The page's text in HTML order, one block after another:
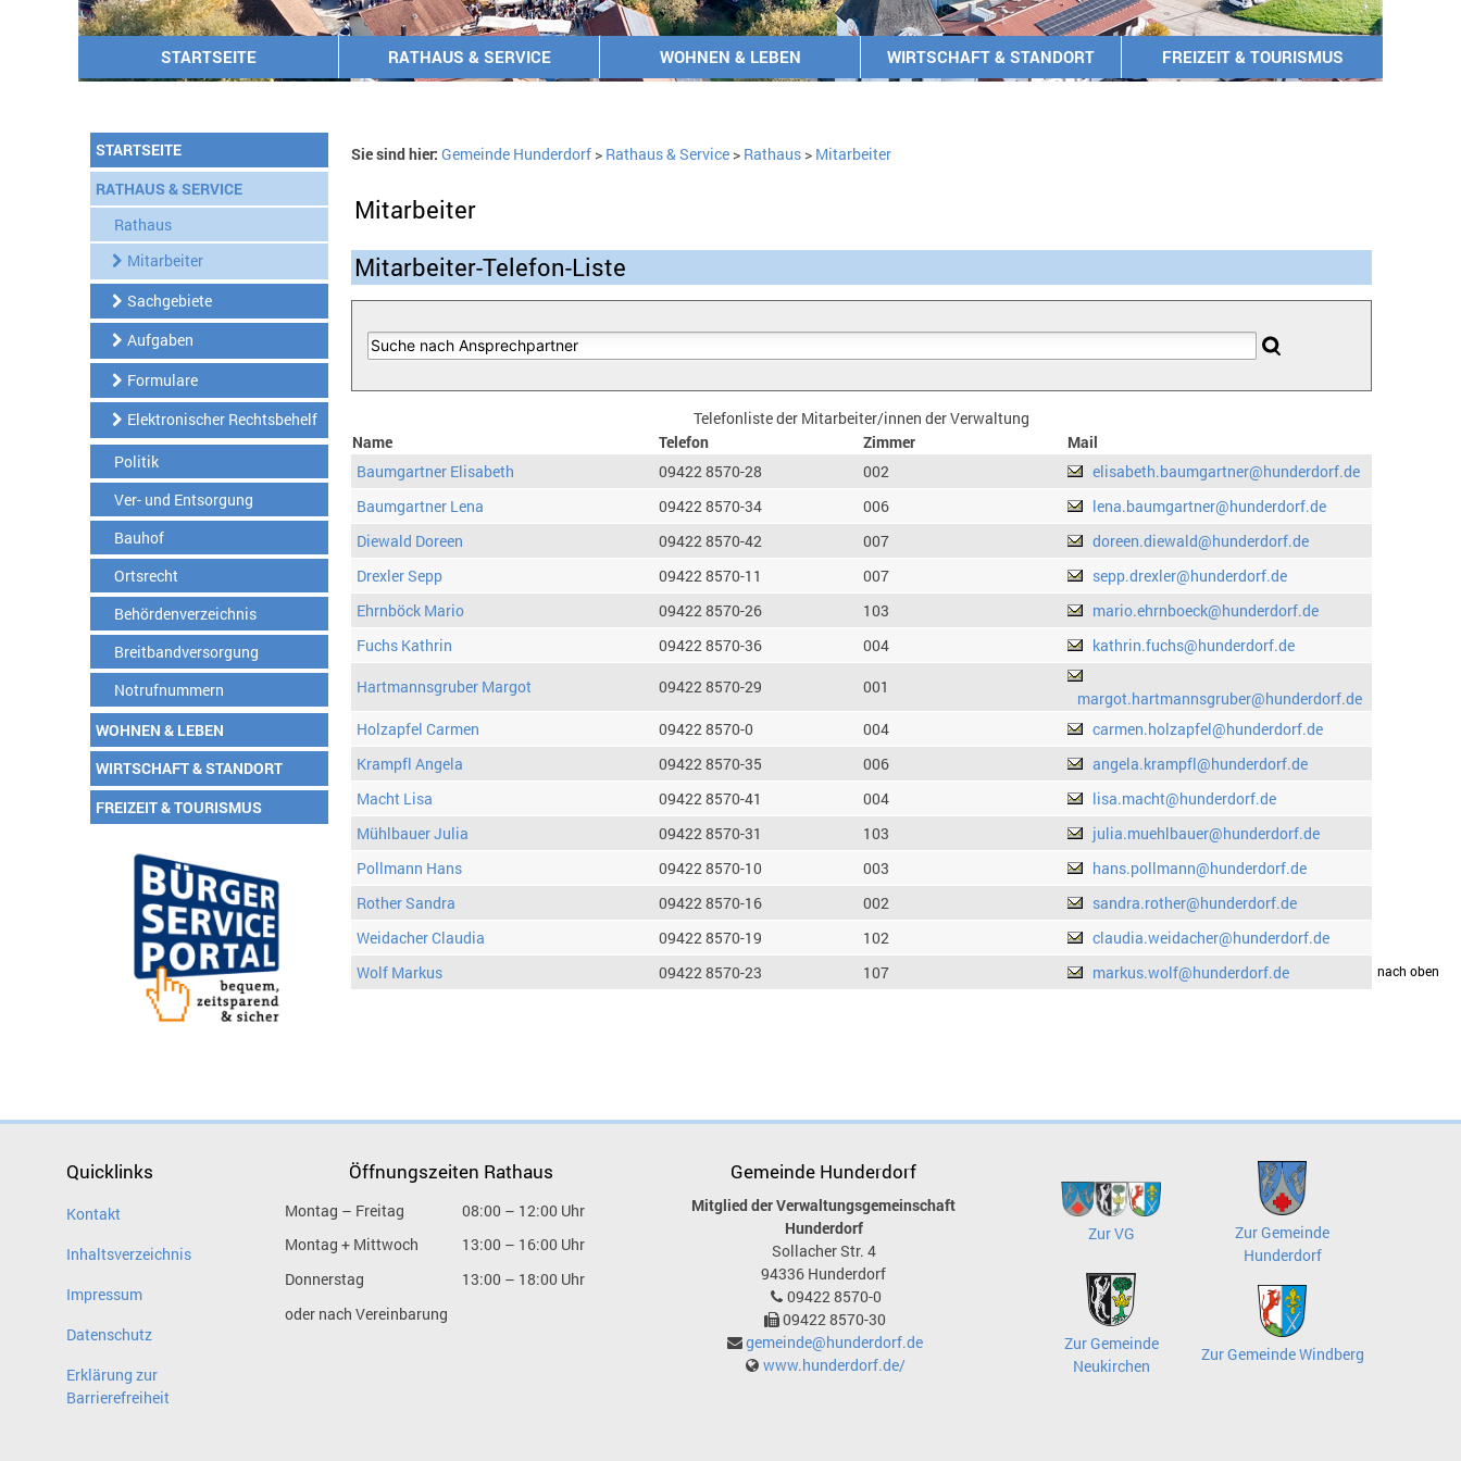
STARTSEITE RATHAUS & SERVICE WOHNEN & LEBEN WIRTSCHAFT & STANDORT FREIZEIT & TOURISMUS
STARTSEITE
RATHAUS & SERVICE
Rathaus
Mitarbeiter
Sachgebiete
Aufgaben
Formulare
Elektronischer Rechtsbehelf
Politik
Ver- und Entsorgung
Bauhof
Ortsrecht
Behördenverzeichnis
Breitbandversorgung
Notrufnummern
WOHNEN & LEBEN
WIRTSCHAFT & STANDORT
FREIZEIT & TOURISMUS
Sie sind hier: Gemeinde Hunderdorf> Rathaus & Service> Rathaus> Mitarbeiter
Mitarbeiter
Mitarbeiter-Telefon-Liste
Telefonliste der Mitarbeiter/innen der Verwaltung
Name
Telefon Zimmer
Mail
Baumgartner Elisabeth
09422 8570-28 002
elisabeth.baumgartner@hunderdorf.de
Baumgartner Lena
09422 8570-34 006
lena.baumgartner@hunderdorf.de
Diewald Doreen
09422 8570-42 007
doreen.diewald@hunderdorf.de
Drexler Sepp
09422 8570-11 007
sepp.drexler@hunderdorf.de
Ehrnböck Mario
09422 8570-26 103
mario.ehrnboeck@hunderdorf.de
Fuchs Kathrin
09422 8570-36 004
kathrin.fuchs@hunderdorf.de
Hartmannsgruber Margot
09422 8570-29 001
margot.hartmannsgruber@hunderdorf.de
Holzapfel Carmen
09422 8570-0 004
carmen.holzapfel@hunderdorf.de
Krampfl Angela
09422 8570-35 006
angela.krampfl@hunderdorf.de
Macht Lisa
09422 8570-41 004
lisa.macht@hunderdorf.de
Mühlbauer Julia
09422 8570-31 103
julia.muehlbauer@hunderdorf.de
Pollmann Hans
09422 8570-10 003
hans.pollmann@hunderdorf.de
Rother Sandra
09422 8570-16 002
sandra.rother@hunderdorf.de
Weidacher Claudia
09422 8570-19 102
claudia.weidacher@hunderdorf.de
Wolf Markus
09422 8570-23 107 markus.wolf@hunderdorf.dedrucken nach oben
Quicklinks
Kontakt
Inhaltsverzeichnis
Impressum
Datenschutz
Erklärung zur
Barrierefreiheit
Öffnungszeiten Rathaus
Montag – Freitag
08:00 – 12:00 Uhr
Montag + Mittwoch
13:00 – 16:00 Uhr
Donnerstag
13:00 – 18:00 Uhr
oder nach Vereinbarung
Gemeinde Hunderdorf
Mitglied der Verwaltungsgemeinschaft
Hunderdorf
Sollacher Str. 4
94336 Hunderdorf
09422 8570-0
09422 8570-30
gemeinde@hunderdorf.de
www.hunderdorf.de/
Zur VG
Zur Gemeinde
Hunderdorf
Zur Gemeinde
Neukirchen
Zur Gemeinde Windberg